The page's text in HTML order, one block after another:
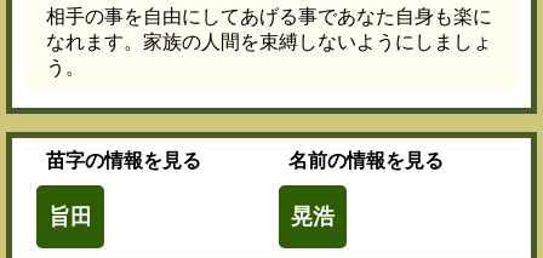
相手の事を自由にしてあげる事であなた自身も楽に
なれます。家族の人間を束縛しないようにしましょ
う。
苗字の情報を見る
旨田
名前の情報を見る
晃浩